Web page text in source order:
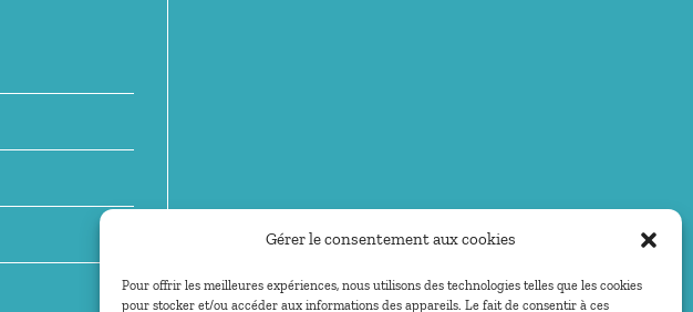
Gérer le consentement aux cookies
Pour offrir les meilleures expériences, nous utilisons des technologies telles que les cookies
pour stocker et/ou accéder aux informations des appareils. Le fait de consentir à ces